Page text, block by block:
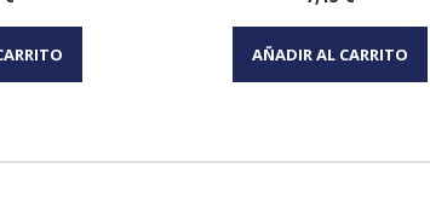
Vista rápida
AÑADIR AL CARRITO